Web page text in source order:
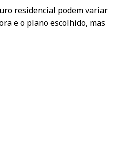
residencial podem variar
e o plano escolhido, mas